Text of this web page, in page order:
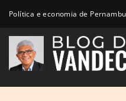
Política e economia de